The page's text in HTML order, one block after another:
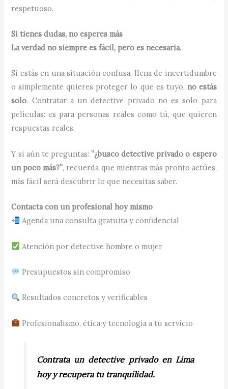
respetuoso.
Si tienes dudas, no esperes más
La verdad no siempre es fácil, pero es necesaria.
Si estás en una situación confusa, llena de incertidumbre
o simplemente quieres proteger lo que es tuyo, no estás
solo. Contratar a un detective privado no es solo para
películas: es para personas reales como tú, que quieren
respuestas reales.
Y si aún te preguntas:”¿busco detective privado o espero
un poco más?”, recuerda que mientras más pronto actúes,
más fácil será descubrir lo que necesitas saber.
Contacta con un profesional hoy mismo
Agenda una consulta gratuita y confidencial
Atención por detective hombre o mujer
Presupuestos sin compromiso
Resultados concretos y verificables
Profesionalismo, ética y tecnología a tu servicio
Contrata un detective privado en Lima
hoy y recupera tu tranquilidad.